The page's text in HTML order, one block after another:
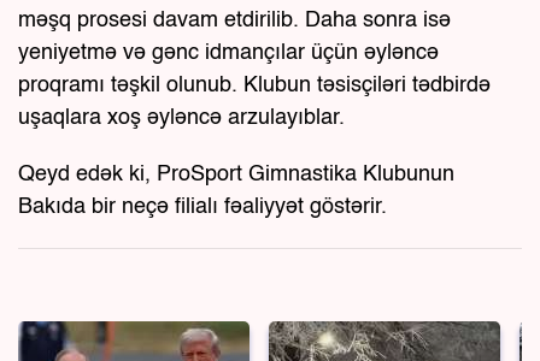
məşq prosesi davam etdirilib. Daha sonra isə
yeniyetmə və gənc idmançılar üçün əyləncə
proqramı təşkil olunub. Klubun təsisçiləri tədbirdə
uşaqlara xoş əyləncə arzulayıblar.
Qeyd edək ki, ProSport Gimnastika Klubunun
Bakıda bir neçə filialı fəaliyyət göstərir.